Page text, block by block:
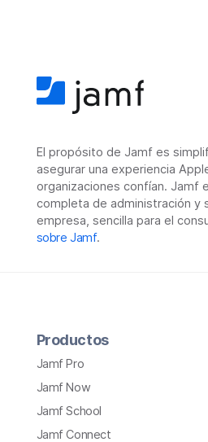
El propósito de Jamf es
asegurar una experiencia
organizaciones confían. Jamf
completa de administración y
empresa, sencilla para el
sobre Jamf.
Productos
Jamf Pro
Jamf Now
Jamf School
Jamf Connect